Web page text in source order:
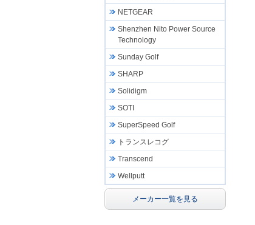
NETGEAR
Shenzhen Nito Power Source
Technology
Sunday Golf
SHARP
Solidigm
SOTI
SuperSpeed Golf
トランスレコグ
Transcend
Wellputt
メーカー一覧を見る